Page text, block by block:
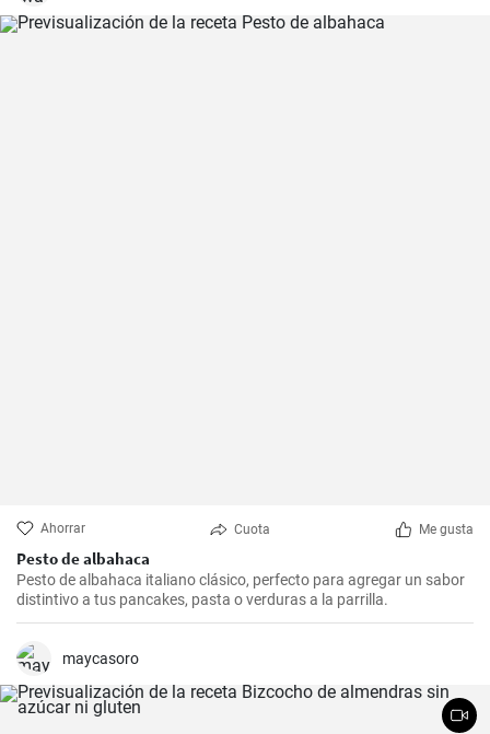
Ahorrar Cuota Me gusta
Pesto de albahaca
Pesto de albahaca italiano clásico, perfecto para agregar un sabor
distintivo a tus pancakes, pasta o verduras a la parrilla.
maycasoro